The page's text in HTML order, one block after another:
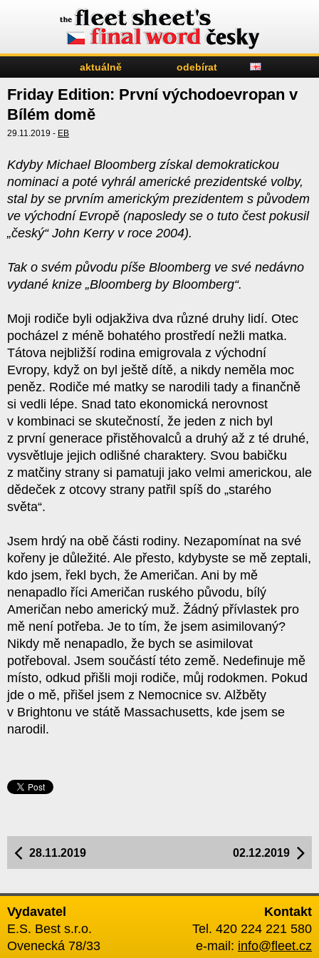
aktuálně odebírat
Friday Edition: První východoevropan v
Bílém domě
29.11.2019 - EB
Kdyby Michael Bloomberg získal demokratickou
nominaci a poté vyhrál americké prezidentské volby,
stal by se prvním americkým prezidentem s původem
ve východní Evropě (naposledy se o tuto čest pokusil
„český“ John Kerry v roce 2004).
Tak o svém původu píše Bloomberg ve své nedávno
vydané knize „Bloomberg by Bloomberg“.
Moji rodiče byli odjakživa dva různé druhy lidí. Otec
pocházel z méně bohatého prostředí nežli matka.
Tátova nejbližší rodina emigrovala z východní
Evropy, když on byl ještě dítě, a nikdy neměla moc
peněz. Rodiče mé matky se narodili tady a finančně
si vedli lépe. Snad tato ekonomická nerovnost
v kombinaci se skutečností, že jeden z nich byl
z první generace přistěhovalců a druhý až z té druhé,
vysvětluje jejich odlišné charaktery. Svou babičku
z matčiny strany si pamatuji jako velmi americkou, ale
dědeček z otcovy strany patřil spíš do „starého
světa“.
Jsem hrdý na obě části rodiny. Nezapomínat na své
kořeny je důležité. Ale přesto, kdybyste se mě zeptali,
kdo jsem, řekl bych, že Američan. Ani by mě
nenapadlo říci Američan ruského původu, bílý
Američan nebo americký muž. Žádný přívlastek pro
mě není potřeba. Je to tím, že jsem asimilovaný?
Nikdy mě nenapadlo, že bych se asimilovat
potřeboval. Jsem součástí této země. Nedefinuje mě
místo, odkud přišli moji rodiče, můj rodokmen. Pokud
jde o mě, přišel jsem z Nemocnice sv. Alžběty
v Brightonu ve státě Massachusetts, kde jsem se
narodil.
02.12.2019
28.11.2019
Vydavatel
E.S. Best s.r.o.
Ovenecká 78/33
Kontakt
Tel. 420 224 221 580
e-mail: info@fleet.cz